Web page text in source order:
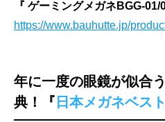
『 ゲーミングメガネBGG-
https://www.bauhutte.jp/
年に一度の眼鏡が似合
典！『 日本メガネベス